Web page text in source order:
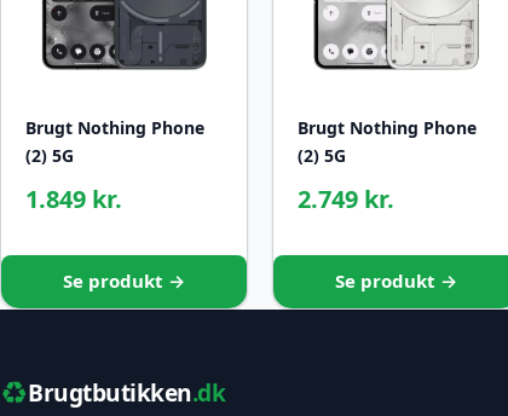
Brugt Nothing Phone
(2) 5G
1.849 kr.
Se produkt →
Brugt Nothing Phone
(2) 5G
2.749 kr.
Se produkt →
♻️Brugtbutikken.dk